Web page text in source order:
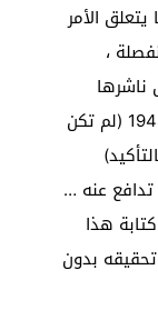
1984: “عندما يتعلق الأمر
،
ناشرها
دفعها لكتابة التاريخ حتى نكبة عام 1948 (لم تكن
عنه …
هذا
تحقيقه بدون